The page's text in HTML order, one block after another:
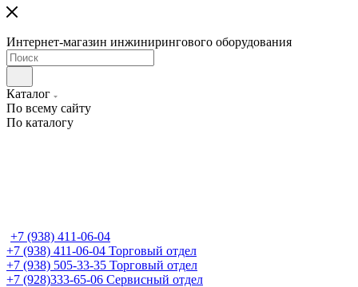
Интернет-магазин инжинирингового оборудования
Каталог
По всему сайту
По каталогу
+7 (938) 411-06-04
+7 (938) 411-06-04 Торговый отдел
+7 (938) 505-33-35 Торговый отдел
+7 (928)333-65-06 Сервисный отдел